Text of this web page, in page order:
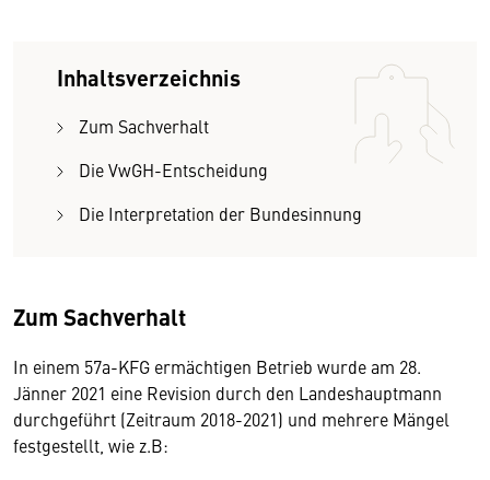
Inhaltsverzeichnis
Zum Sachverhalt
Die VwGH-Entscheidung
Die Interpretation der Bundesinnung
Zum Sachverhalt
In einem 57a-KFG ermächtigen Betrieb wurde am 28.
Jänner 2021 eine Revision durch den Landeshauptmann
durchgeführt (Zeitraum 2018-2021) und mehrere Mängel
festgestellt, wie z.B: